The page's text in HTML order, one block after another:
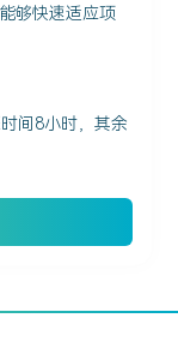
够快速适应项
间8小时，其余